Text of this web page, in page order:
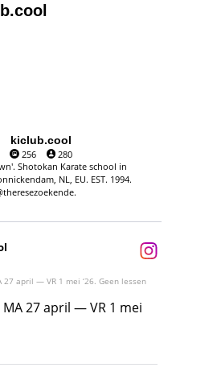
kiclub.cool
256
280
Shotokan Karate school in
NL, EU. EST. 1994.
april — VR 1 mei ‘26.
27 april — VR 1 mei